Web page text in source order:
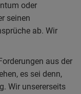
oder
seinen
ab. Wir
aus der
es sei denn,
Wir unsererseits